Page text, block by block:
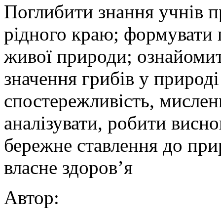
Поглибити знання учнів
рідного краю; формувати
живої природи;
значення грибів у
спостережливість,
аналізувати, робити
бережне ставлення до
власне здоров’я
Автор: